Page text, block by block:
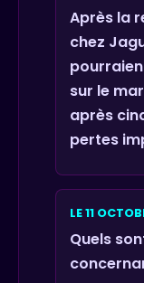
Après la
chez
sur le
après
pertes
LE 11
Quels